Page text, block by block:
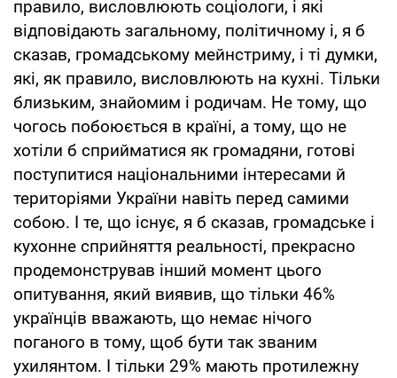
правило, висловлюють соціологи, і які
відповідають загальному, політичному і, я б
сказав, громадському мейнстриму, і ті думки,
які, як правило, висловлюють на кухні. Тільки
близьким, знайомим і родичам. Не тому, що
чогось побоюється в країні, а тому, що не
хотіли б сприйматися як громадяни, готові
поступитися національними інтересами й
територіями України навіть перед самими
собою. І те, що існує, я б сказав, громадське і
кухонне сприйняття реальності, прекрасно
продемонстрував інший момент цього
опитування, який виявив, що тільки 46%
українців вважають, що немає нічого
поганого в тому, щоб бути так званим
ухилянтом. І тільки 29% мають протилежну